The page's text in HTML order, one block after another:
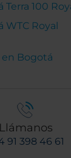
100
WTC Royal
Bogotá
Llámanos
91 398 46 61